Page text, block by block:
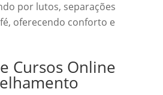
por lutos, separações
oferecendo conforto e
Cursos Online